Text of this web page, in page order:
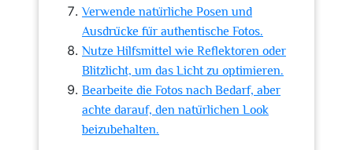
Verwende natürliche Posen und
Ausdrücke für authentische Fotos.
Nutze Hilfsmittel wie Reflektoren oder
Blitzlicht, um das Licht zu optimieren.
Bearbeite die Fotos nach Bedarf, aber
achte darauf, den natürlichen Look
beizubehalten.